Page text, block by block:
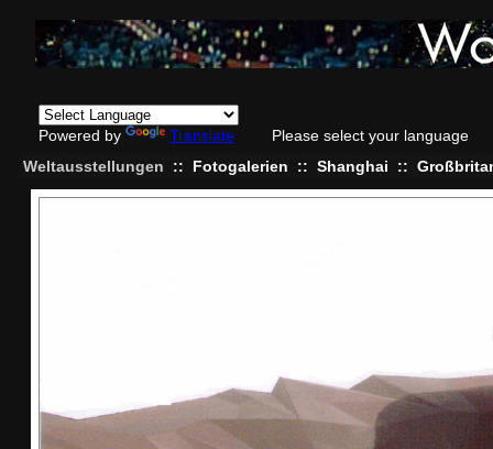
Powered by Translate
Please select your language
Weltausstellungen
:: Fotogalerien :: Shanghai ::